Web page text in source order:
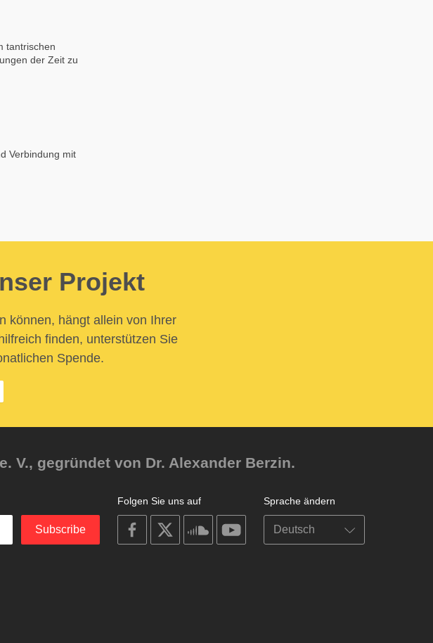
tantrischen
der Zeit zu
Verbindung mit
Projekt
können, hängt allein von Ihrer
finden, unterstützen Sie
Spende.
V., gegründet von Dr. Alexander Berzin.
Sprache ändern
Folgen Sie uns auf
on
facebook
soundcloudyoutube
Subscribe